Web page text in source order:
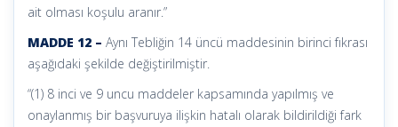
ait olması koşulu aranır.”
MADDE 12 – Aynı Tebliğin 14 üncü maddesinin birinci fıkrası
aşağıdaki şekilde değiştirilmiştir.
“(1) 8 inci ve 9 uncu maddeler kapsamında yapılmış ve
onaylanmış bir başvuruya ilişkin hatalı olarak bildirildiği fark